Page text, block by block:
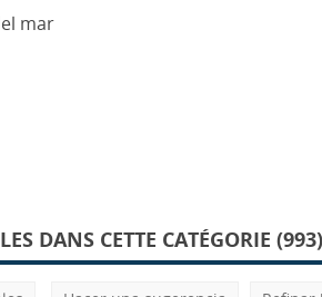
mar
DANS CETTE CATÉGORIE